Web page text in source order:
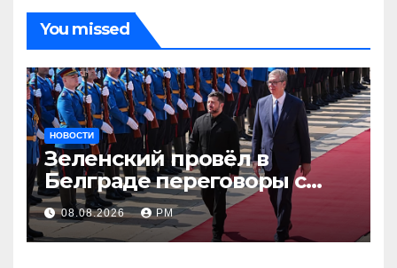
You missed
НОВОСТИ
Зеленский провёл в
Белграде переговоры с
Вучичем
08.08.2026 РМ